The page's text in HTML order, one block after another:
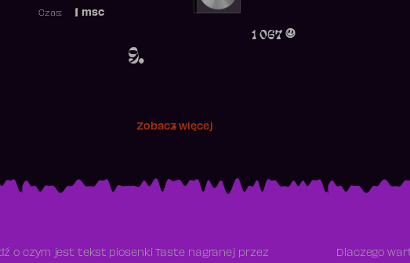
9.
msc
Czas:
1 067
Zobacz więcej
o czym jest tekst piosenki Taste nagranej przez
Dlaczego